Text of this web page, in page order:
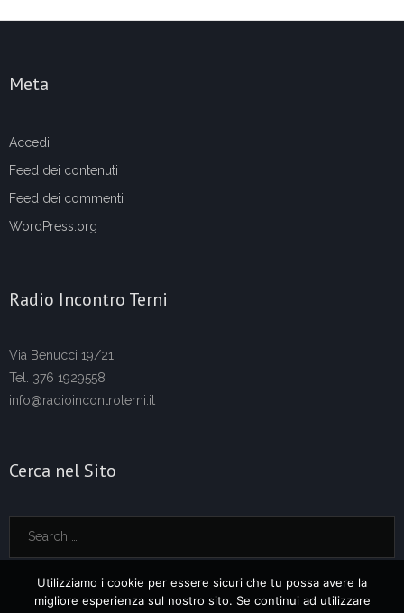
Meta
Accedi
Feed dei contenuti
Feed dei commenti
WordPress.org
Radio Incontro Terni
Via Benucci 19/21
Tel. 376 1929558
info@radioincontroterni.it
Cerca nel Sito
Utilizziamo i cookie per essere sicuri che tu possa avere la
migliore esperienza sul nostro sito. Se continui ad utilizzare